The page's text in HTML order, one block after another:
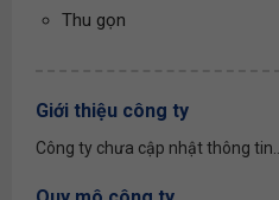
Thu gọn
Giới thiệu công ty
Công ty chưa cập nhật thông tin....